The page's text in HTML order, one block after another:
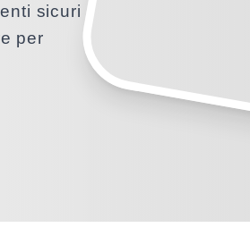
sicuri
per